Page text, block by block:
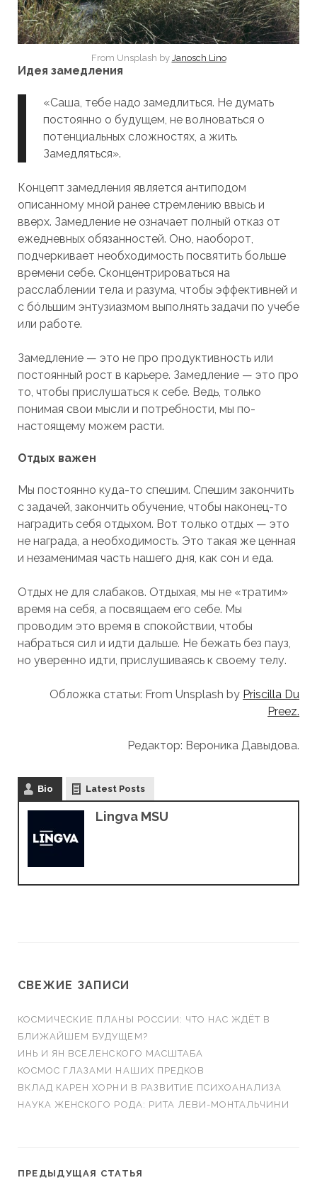
From Unsplash by Janosch Lino
Идея замедления
«Саша, тебе надо замедлиться. Не думать
постоянно о будущем, не волноваться о
потенциальных сложностях, а жить.
Замедляться».
Концепт замедления является антиподом
описанному мной ранее стремлению ввысь и
вверх. Замедление не означает полный отказ от
ежедневных обязанностей. Оно, наоборот,
подчеркивает необходимость посвятить больше
времени себе. Сконцентрироваться на
расслаблении тела и разума, чтобы эффективней и
с бóльшим энтузиазмом выполнять задачи по учебе
или работе.
Замедление — это не про продуктивность или
постоянный рост в карьере. Замедление — это про
то, чтобы прислушаться к себе. Ведь, только
понимая свои мысли и потребности, мы по-
настоящему можем расти.
Отдых важен
Мы постоянно куда-то спешим. Спешим закончить
с задачей, закончить обучение, чтобы наконец-то
наградить себя отдыхом. Вот только отдых — это
не награда, а необходимость. Это такая же ценная
и незаменимая часть нашего дня, как сон и еда.
Отдых не для слабаков. Отдыхая, мы не «тратим»
время на себя, а посвящаем его себе. Мы
проводим это время в спокойствии, чтобы
набраться сил и идти дальше. Не бежать без пауз,
но уверенно идти, прислушиваясь к своему телу.
Обложка статьи: From Unsplash by Priscilla Du
Preez.
Редактор: Вероника Давыдова.
Bio Latest Posts
Lingva MSU
СВЕЖИЕ ЗАПИСИ
КОСМИЧЕСКИЕ ПЛАНЫ РОССИИ: ЧТО НАС ЖДЁТ В
БЛИЖАЙШЕМ БУДУЩЕМ?
ИНЬ И ЯН ВСЕЛЕНСКОГО МАСШТАБА
КОСМОС ГЛАЗАМИ НАШИХ ПРЕДКОВ
ВКЛАД КАРЕН ХОРНИ В РАЗВИТИЕ ПСИХОАНАЛИЗА
НАУКА ЖЕНСКОГО РОДА: РИТА ЛЕВИ-МОНТАЛЬЧИНИ
ПРЕДЫДУЩАЯ СТАТЬЯ